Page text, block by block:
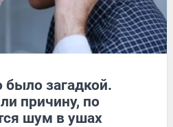
было загадкой.
причину, по
шум в ушах